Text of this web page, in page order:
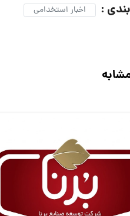
: اخبار استخدامی